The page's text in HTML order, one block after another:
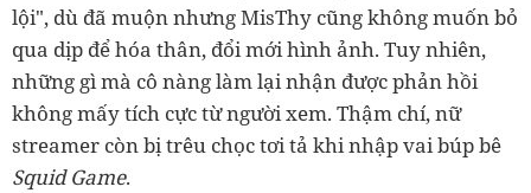
lội", dù đã muộn nhưng MisThy cũng không muốn bỏ
qua dịp để hóa thân, đổi mới hình ảnh. Tuy nhiên,
những gì mà cô nàng làm lại nhận được phản hồi
không mấy tích cực từ người xem. Thậm chí, nữ
streamer còn bị trêu chọc tơi tả khi nhập vai búp bê
Squid Game.